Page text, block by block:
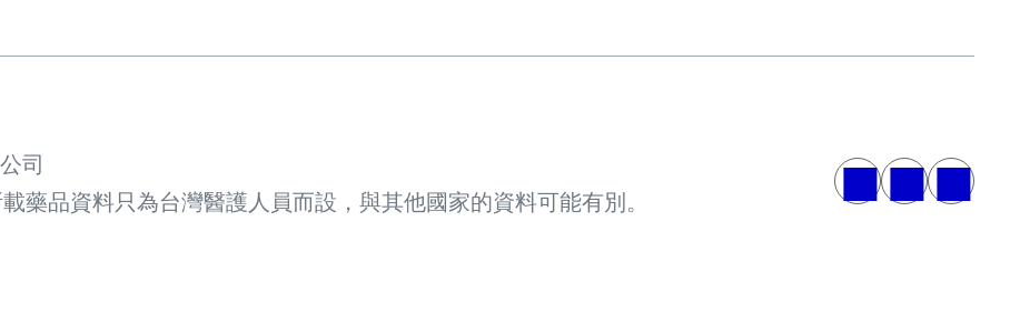
司
藥品資料只為台灣醫護人員而設，與其他國家的資料可能有別。